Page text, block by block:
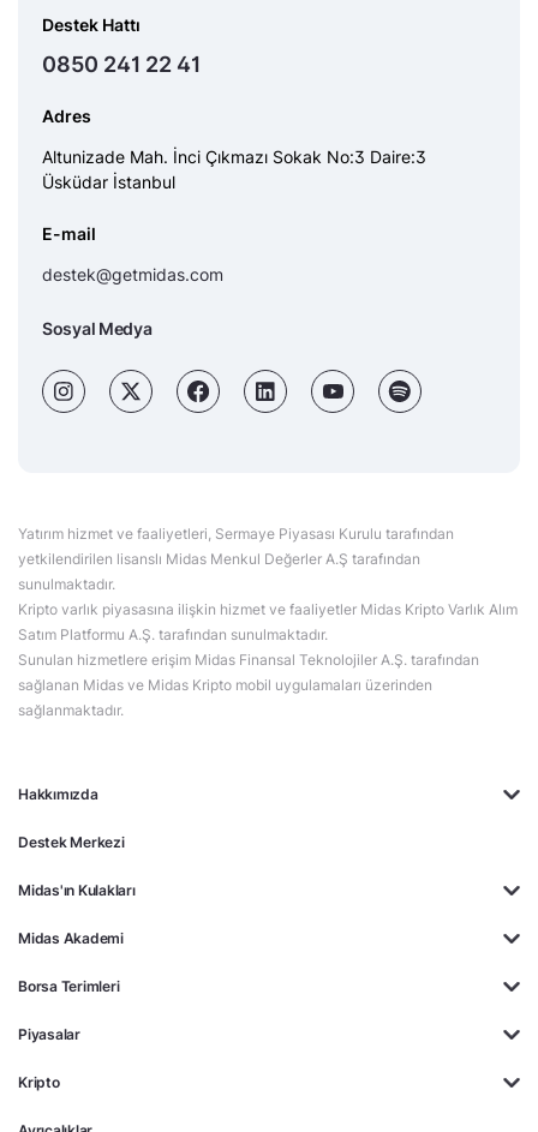
Hakkımızda
Destek Merkezi
Midas'ın Kulakları
Midas Akademi
Borsa Terimleri
Piyasalar
Kripto
Destek Hattı
0850 241 22 41
Adres
Altunizade Mah. İnci Çıkmazı Sokak No:3 Daire:3
Üsküdar İstanbul
E-mail
destek@getmidas.com
Sosyal Medya
Yatırım hizmet ve faaliyetleri, Sermaye Piyasası Kurulu tarafından
yetkilendirilen lisanslı Midas Menkul Değerler A.Ş tarafından
sunulmaktadır.
Kripto varlık piyasasına ilişkin hizmet ve faaliyetler Midas Kripto Varlık Alım
Satım Platformu A.Ş. tarafından sunulmaktadır.
Sunulan hizmetlere erişim Midas Finansal Teknolojiler A.Ş. tarafından
sağlanan Midas ve Midas Kripto mobil uygulamaları üzerinden
sağlanmaktadır.